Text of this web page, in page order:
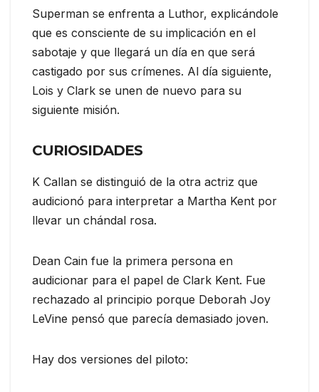
Superman se enfrenta a Luthor, explicándole
que es consciente de su implicación en el
sabotaje y que llegará un día en que será
castigado por sus crímenes. Al día siguiente,
Lois y Clark se unen de nuevo para su
siguiente misión.
CURIOSIDADES
K Callan se distinguió de la otra actriz que
audicionó para interpretar a Martha Kent por
llevar un chándal rosa.
Dean Cain fue la primera persona en
audicionar para el papel de Clark Kent. Fue
rechazado al principio porque Deborah Joy
LeVine pensó que parecía demasiado joven.
Hay dos versiones del piloto: